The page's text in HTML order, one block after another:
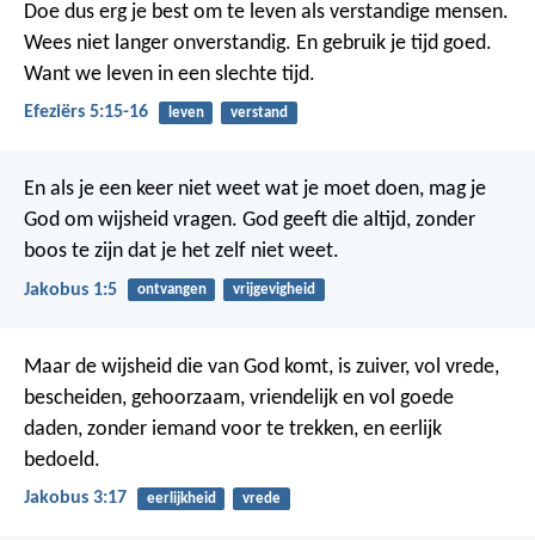
Doe dus erg je best om te leven als verstandige mensen.
Wees niet langer onverstandig. En gebruik je tijd goed.
Want we leven in een slechte tijd.
Efeziërs 5:15-16 leven verstand
En als je een keer niet weet wat je moet doen, mag je
God om wijsheid vragen. God geeft die altijd, zonder
boos te zijn dat je het zelf niet weet.
Jakobus 1:5 ontvangen vrijgevigheid
Maar de wijsheid die van God komt, is zuiver, vol vrede,
bescheiden, gehoorzaam, vriendelijk en vol goede
daden, zonder iemand voor te trekken, en eerlijk
bedoeld.
Jakobus 3:17 eerlijkheid vrede